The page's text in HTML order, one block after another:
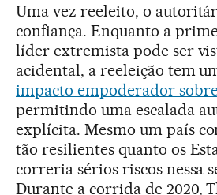
Uma vez reeleito, o
confiança. Enquanto a
líder extremista pode ser
acidental, a reeleição tem
impacto empoderador
permitindo uma escalada
explícita. Mesmo um país
tão resilientes quanto os
correria sérios riscos nessa
Durante a corrida de 2020,